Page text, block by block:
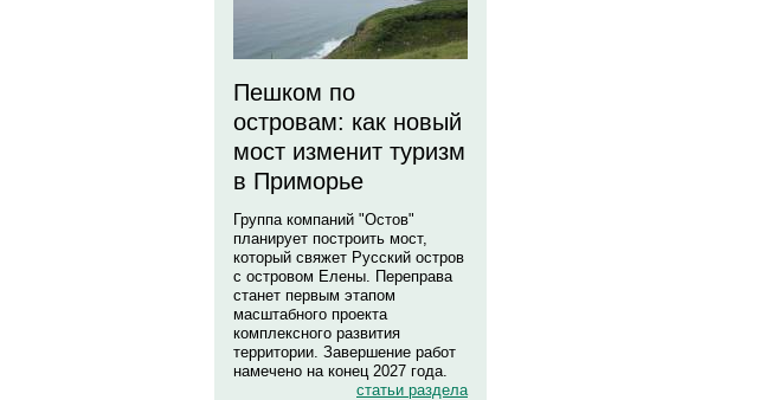
Пешком по
островам: как новый
мост изменит туризм
в Приморье
Группа компаний "Остов"
планирует построить мост,
который свяжет Русский остров
с островом Елены. Переправа
станет первым этапом
масштабного проекта
комплексного развития
территории. Завершение работ
намечено на конец 2027 года.
статьи раздела